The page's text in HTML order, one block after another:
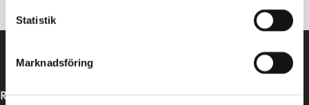
Statistik
Marknadsföring
RASEBORGS STAD